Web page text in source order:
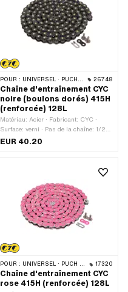
POUR : UNIVERSEL · PUCH · SACHS · PONY / CILO (BÊTA 521 & 512) · ZÜNDAPP BELMONDO · TOMOS · BYE BIKE 26748
Chaîne d'entraînement CYC
noire (boulons dorés) 415H
(renforcée) 128L
Matériau: Acier · Fabricant: CYC ·
Surface: verni · Pas de la chaîne: 1/2"
x 3/16" · Type de chaîne: 415H ·
cadenas à chaîne: Fermeture à ressort
EUR 40.20
POUR : UNIVERSEL · PUCH · SACHS · PONY / CILO (BÊTA 521 & 512) · ZÜNDAPP BELMONDO · TOMOS · BYE BIKE 17320
Chaîne d'entraînement CYC
rose 415H (renforcée) 128L